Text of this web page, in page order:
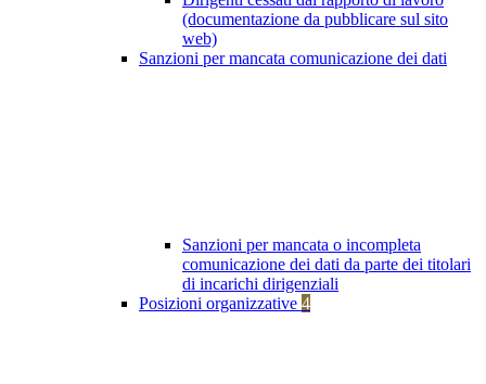
(documentazione da pubblicare sul sito
web)
Sanzioni per mancata comunicazione dei dati
Sanzioni per mancata o incompleta
comunicazione dei dati da parte dei titolari
di incarichi dirigenziali
Posizioni organizzative 4